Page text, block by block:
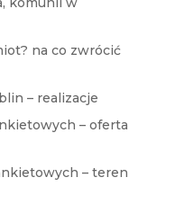
na co zwrócić
– realizacje
– oferta
– teren